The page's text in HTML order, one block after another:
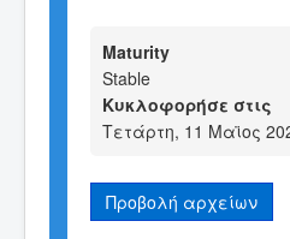
Maturity
Stable
Κυκλοφορήσε στις
Τετάρτη, 11 Μαϊος
Προβολή αρχείων